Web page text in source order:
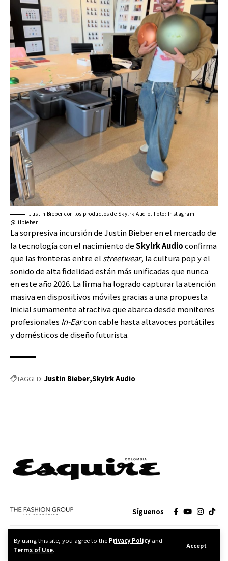
By using this site, you agree to the Privacy Policyand
Terms of Use.
Accept
Justin Bieber con los productos de Skylrk Audio. Foto: Instagram
@lilbieber.
La sorpresiva incursión de Justin Bieber en el mercado de
la tecnología con el nacimiento deSkylrk Audioconfirma
que las fronteras entre el streetwear, la cultura pop y el
sonido de alta fidelidad están más unificadas que nunca
en este año 2026. La firma ha logrado capturar la atención
masiva en dispositivos móviles gracias a una propuesta
inicial sumamente atractiva que abarca desde monitores
profesionales In-Earcon cable hasta altavoces portátiles
y domésticos de diseño futurista.
TAGGED: Justin Bieber Skylrk Audio
Síguenos
FASHION GROUP DISEÑO Y PUBLICIDAD, S.A. de C.V.
CONTACTO MEDIA KIT POLÍTICA DE PRIVACIDAD